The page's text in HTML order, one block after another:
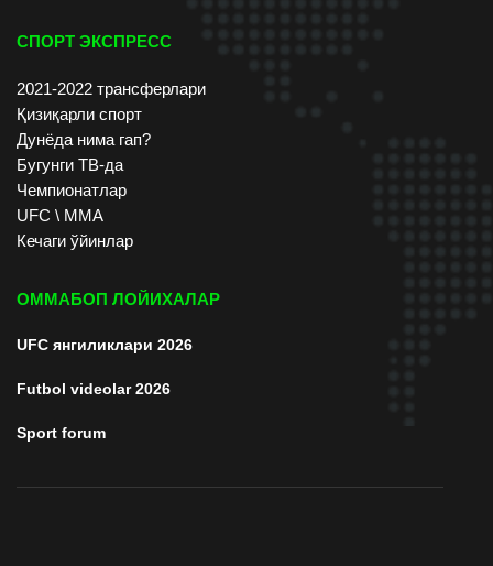
СПОРТ ЭКСПРЕСС
2021-2022 трансферлари
Қизиқарли спорт
Дунёда нима гап?
Бугунги ТВ-да
Чемпионатлар
UFC \ ММА
Кечаги ўйинлар
ОММАБОП ЛОЙИХАЛАР
UFC янгиликлари 2026
Futbol videolar 2026
Sport forum